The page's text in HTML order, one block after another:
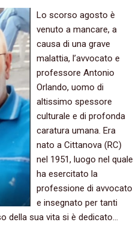
Lo scorso agosto è
venuto a mancare, a
causa di una grave
malattia, l’avvocato e
professore Antonio
Orlando, uomo di
altissimo spessore
culturale e di profonda
caratura umana. Era
nato a Cittanova (RC)
nel 1951, luogo nel quale
ha esercitato la
professione di avvocato
e insegnato per tanti
della sua vita si è dedicato…